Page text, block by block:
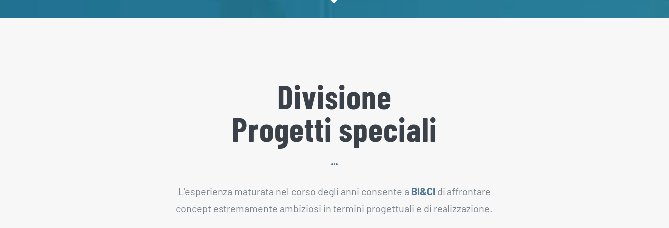
Divisione
Progetti speciali
L’esperienza maturata nel corso degli anni consente a BI&CI di affrontare
concept estremamente ambiziosi in termini progettuali e di realizzazione.